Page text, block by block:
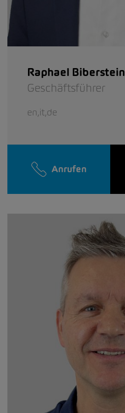
Raphael Biberstein
Geschäftsführer
en,it,de
Anrufen